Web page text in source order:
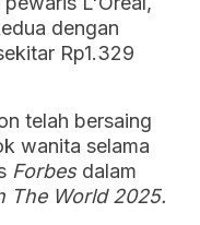
dengan
Rp1.329
telah bersaing
wanita selama
Forbesdalam
The World 2025.